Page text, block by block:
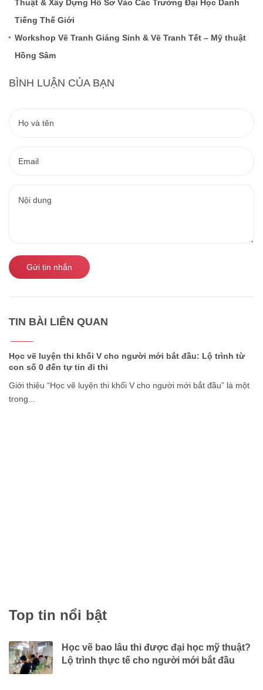
Thuật & Xây Dựng Hồ Sơ Vào Các Trường Đại Học Danh
Tiếng Thế Giới
Workshop Vẽ Tranh Giáng Sinh & Vẽ Tranh Tết – Mỹ thuật
Hồng Sâm
BÌNH LUẬN CỦA BẠN
Gửi tin nhắn
TIN BÀI LIÊN QUAN
22/07
Học vẽ luyện thi khối V cho người mới bắt đầu: Lộ trình từ
con số 0 đến tự tin đi thi
Giới thiệu “Học vẽ luyện thi khối V cho người mới bắt đầu” là một
trong...
Top tin nổi bật
Học vẽ bao lâu thi được đại học mỹ thuật?
Lộ trình thực tế cho người mới bắt đầu